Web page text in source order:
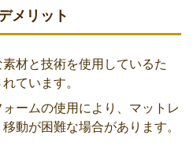
メリット
材と技術を使用しているた
ています。
ームの使用により、マットレ
動が困難な場合があります。